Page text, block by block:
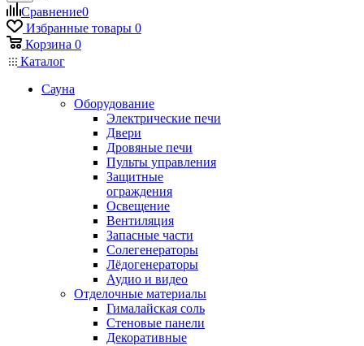
Сравнение0
Избранные товары 0
Корзина 0
Каталог
Сауна
Оборудование
Электрические печи
Двери
Дровяные печи
Пульты управления
Защитные
ограждения
Освещение
Вентиляция
Запасные части
Солегенераторы
Лёдогенераторы
Аудио и видео
Отделочные материалы
Гималайская соль
Стеновые панели
Декоративные